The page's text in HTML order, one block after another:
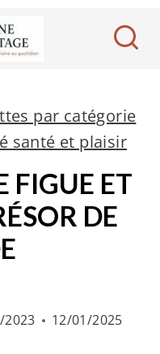
par catégorie
santé et plaisir
FIGUE ET
DE
2023 12/01/2025